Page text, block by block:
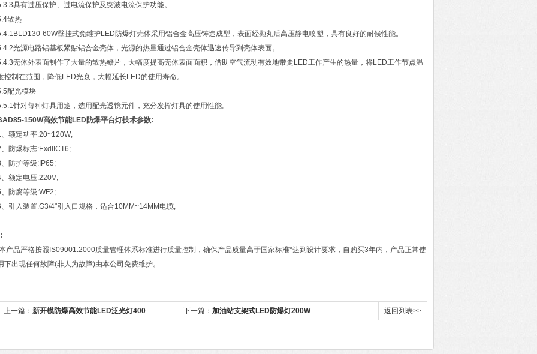
具有过压保护、过电流保护及突波电流保护功能。
散热
60W壁挂式免维护LED防爆灯壳体采用铝合金高压铸造成型，表面经抛丸后高压静电喷塑，具有良好的耐候性能。
光源电路铝基板紧贴铝合金壳体，光源的热量通过铝合金壳体迅速传导到壳体表面。
壳体外表面制作了大量的散热鳍片，大幅度提高壳体表面面积，借助空气流动有效地带走LED工作产生的热量，将LED工作节点温
控制在范围，降低LED光衰，大幅延长LED的使用寿命。
配光模块
针对每种灯具用途，选用配光透镜元件，充分发挥灯具的使用性能。
150W高效节能LED防爆平台灯技术参数:
额定功率:20~120W;
防爆标志:ExdIICT6;
防护等级:IP65;
额定电压:220V;
防腐等级:WF2;
引入装置:G3/4"引入口规格，适合10MM~14MM电缆;
产品严格按照IS09001:2000质量管理体系标准进行质量控制，确保产品质量高于国家标准*达到设计要求，自购买3年内，产品正常使
下出现任何故障(非人为故障)由本公司免费维护。
上一篇： 新开模防爆高效节能LED泛光灯400 下一篇： 加油站支架式LED防爆灯200W 返回列表>>